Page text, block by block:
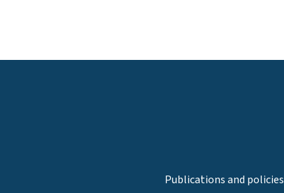
Publications and policies